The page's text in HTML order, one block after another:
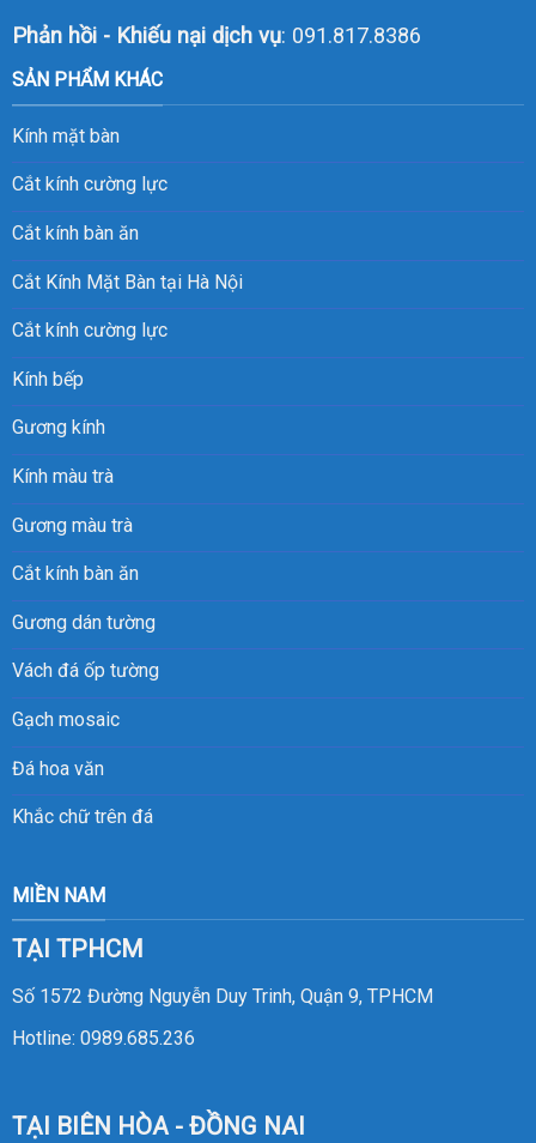
Phản hồi - Khiếu nại dịch vụ: 091.817.8386
SẢN PHẨM KHÁC
Kính mặt bàn
Cắt kính cường lực
Cắt kính bàn ăn
Cắt Kính Mặt Bàn tại Hà Nội
Cắt kính cường lực
Kính bếp
Gương kính
Kính màu trà
Gương màu trà
Cắt kính bàn ăn
Gương dán tường
Vách đá ốp tường
Gạch mosaic
Đá hoa văn
Khắc chữ trên đá
MIỀN NAM
TẠI TPHCM
Số 1572 Đường Nguyễn Duy Trinh, Quận 9, TPHCM
Hotline: 0989.685.236
TẠI BIÊN HÒA - ĐỒNG NAI